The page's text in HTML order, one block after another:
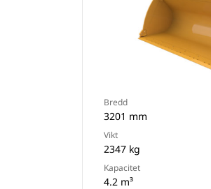
Bredd
3201 mm
Vikt
2347 kg
Kapacitet
4.2 m³